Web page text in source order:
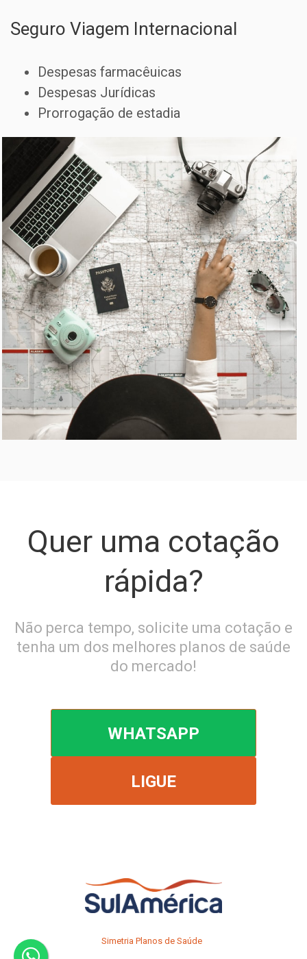
Seguro Viagem Internacional
Despesas farmacêuicas
Despesas Jurídicas
Prorrogação de estadia
Quer uma cotação
rápida?
Não perca tempo, solicite uma cotação e
tenha um dos melhores planos de saúde
do mercado!
WHATSAPP
LIGUE
Simetria Planos de Saúde